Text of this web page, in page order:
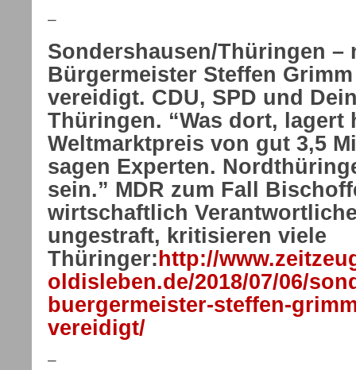
–
Sondershausen/Thüringen –
Bürgermeister Steffen Grimm
vereidigt. CDU, SPD und
Thüringen. “Was dort, lagert
Weltmarktpreis von gut 3,5
sagen Experten.
sein.” MDR zum Fall
wirtschaftlich
ungestraft, kritisieren viele
Thüringer: http://
oldisleben.de/2018/07/06/
buergermeister-steffen-
vereidigt/
–